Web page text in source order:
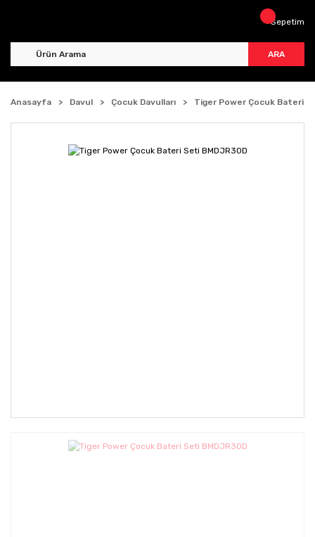
ARA
Sepetim
Anasayfa Davul Çocuk Davulları Tiger Power Çocuk Bateri